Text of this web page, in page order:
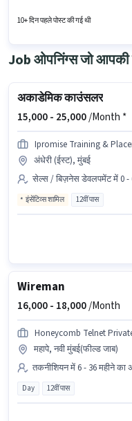
और 6 days working प्रति सप्ताह है।
10+ दिन पहले पोस्ट की गई थी
Job ओपनिंग्स जो
अकाडेमिक काउंसलर
15,000 - 25,000/Month *
Ipromise Training &
अंधेरी (ईस्ट), मुंबई
सेल्स / बिज़नेस डेवलपमेंट में 0 -
इंसेंटिव्स शामिल 12वीं पास
Wireman
16,000 - 18,000/Month
Honeycomb Telnet
महापे, नवी मुंबई(फील्ड जाब)
तकनीशियन में 6 - 36 महीने का
Day 12वीं पास